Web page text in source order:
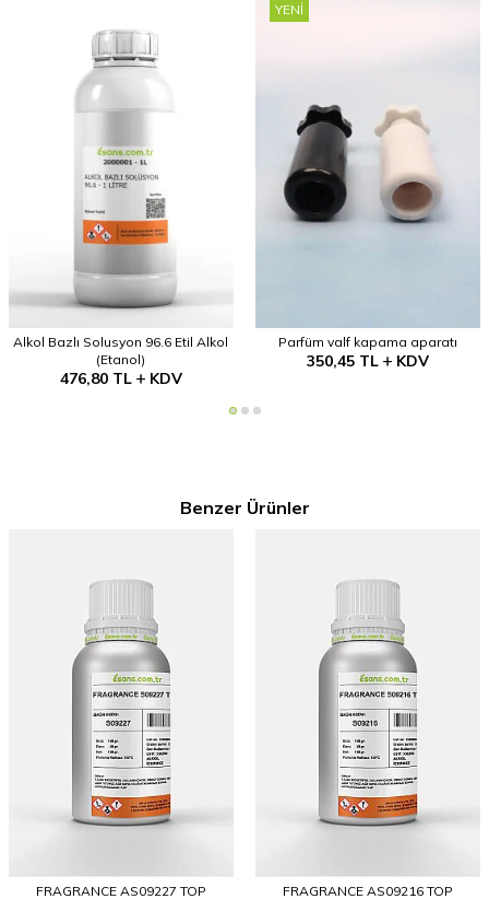
Alkol Bazlı Solusyon 96.6 Etil Alkol
(Etanol)
476,80TL KDV
YENI
Parfüm valf kapama aparatı
350,45 TL KDV
Benzer Ürünler
FRAGRANCE AS09227 TOP FRAGRANCE AS09216 TOP